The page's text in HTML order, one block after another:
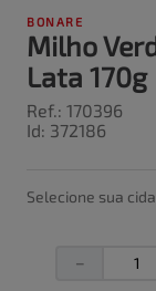
BONARE
Milho
Lata 170g
Ref. : 170396
Id: 372186
Selecione sua
－